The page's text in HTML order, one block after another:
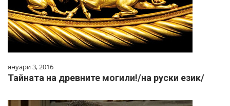
януари 3, 2016
Тайната на древните могили!/на руски език/